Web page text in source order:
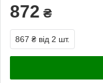
872 ₴
867 ₴ від 2 шт.